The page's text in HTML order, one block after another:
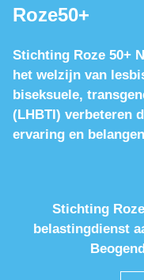
Roze50+
Stichting Roze 50+
het welzijn van
biseksuele,
(LHBTI) verbeteren
ervaring en
Stichting
belastingdienst